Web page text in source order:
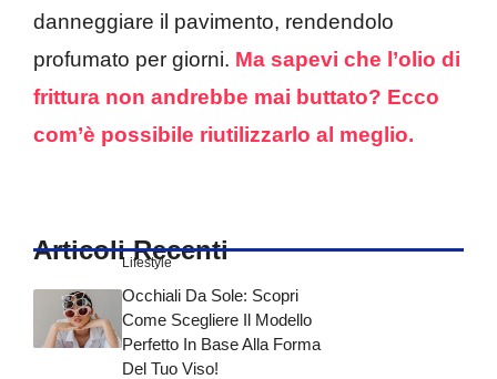
danneggiare il pavimento, rendendolo
profumato per giorni. Ma sapevi che l’olio di
frittura non andrebbe mai buttato? Ecco
com’è possibile riutilizzarlo al meglio.
Articoli Recenti
Lifestyle
Occhiali Da Sole: Scopri
Come Scegliere Il Modello
Perfetto In Base Alla Forma
Del Tuo Viso!